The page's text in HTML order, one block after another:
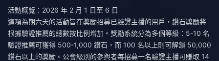
活動概覽：2026 年 2 月 1 日至 6 日
這項為期六天的活動旨在獎勵招募已驗證主播的用戶，鑽石獎勵將
根據驗證推薦的總數按比例增加。獎勵系統分為多個等級：5-10 名
驗證推薦可獲得 500-1,000 鑽石，而 100 名以上則可解鎖 50,000
鑽石以上的獎勵。公會級別的參與者每招募一名驗證主播可賺取 14